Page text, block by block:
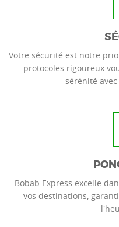
Votre sécurité est notre
protocoles rigoureux
sérénité avec
Bobab Express excelle
vos destinations,